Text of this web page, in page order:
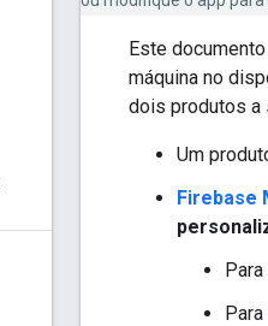
Este
máquina no
dois produtos a
Um
Firebase